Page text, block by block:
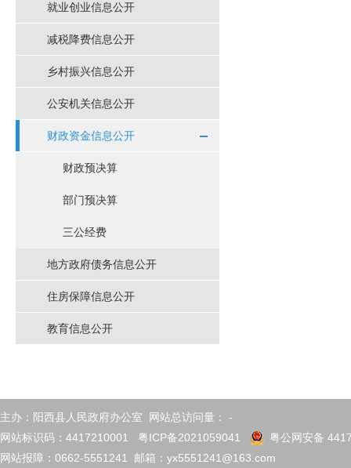
就业创业信息公开
减税降费信息公开
乡村振兴信息公开
公安机关信息公开
财政资金信息公开
财政预决算
部门预决算
三公经费
地方政府债务信息公开
住房保障信息公开
教育信息公开
主办：阳西县人民政府办公室 网站总访问量： -
网站标识码：4417210001 粤ICP备2021059041
粤公网安备
网站报障：0662-5551241 邮箱：yx5551241@163.com